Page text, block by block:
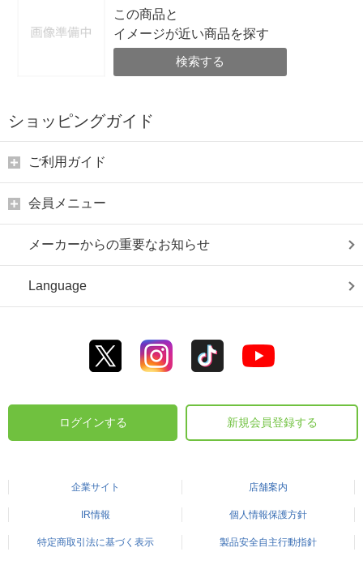
この商品と
イメージが近い商品を探す
検索する
ショッピングガイド
ご利用ガイド
会員メニュー
メーカーからの重要なお知らせ
Language
ログインする 新規会員登録する
企業サイト 店舗案内
IR情報 個人情報保護方針
特定商取引法に基づく表示 製品安全自主行動指針